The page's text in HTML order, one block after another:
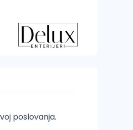
poslovanja.